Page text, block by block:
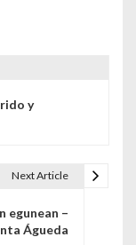
y
Next Article
egunean –
Águeda